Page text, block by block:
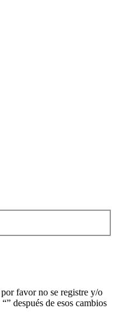
favor no se registre y/o
después de esos cambios